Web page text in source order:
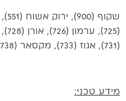
(731), אגוז (733), מקסאר (738), אפור נורדי (753), לבן (800).
מידע טכני: